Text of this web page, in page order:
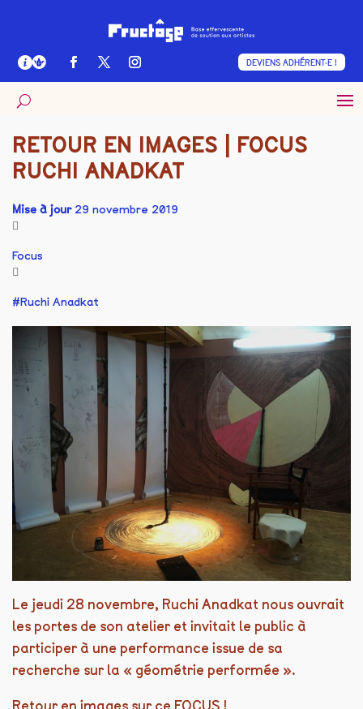
DEVIENS ADHÉRENT·E !
Le jeudi 28 novembre, Ruchi Anadkat nous ouvrait
les portes de son atelier et invitait le public à
participer à une performance issue de sa
recherche sur la « géométrie performée ».
Retour en images sur ce FOCUS !
RETOUR EN IMAGES | FOCUS
RUCHI ANADKAT
Mise à jour29 novembre 2019
Focus
Ruchi Anadkat